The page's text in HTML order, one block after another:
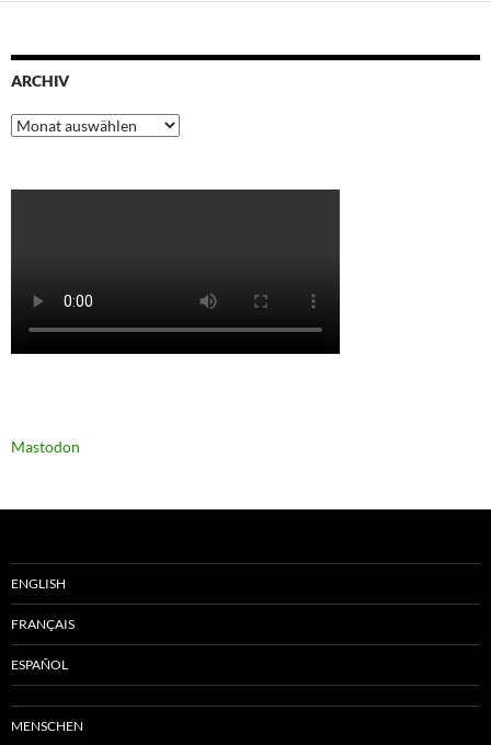
ARCHIV
Archiv
Mastodon
ENGLISH
FRANÇAIS
ESPAÑOL
MENSCHEN